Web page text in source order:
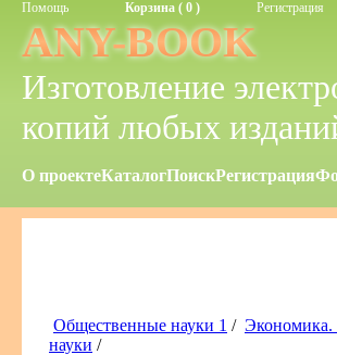
Помощь Корзина ( 0 ) Регистрация
ANY-BOOK
Изготовление
копий любых
О проектеКаталогПоискРегистрация
Общественные науки 1 / Экономика.
науки /